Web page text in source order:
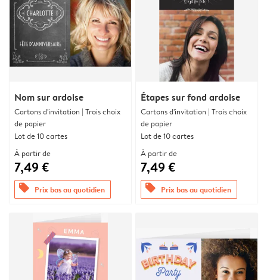
Nom sur ardoise
Cartons d'invitation | Trois choix
de papier
Lot de 10 cartes
À partir de
7,49 €
offers Prix bas au quotidien
Étapes sur fond ardoise
Cartons d'invitation | Trois choix
de papier
Lot de 10 cartes
À partir de
7,49 €
offers Prix bas au quotidien